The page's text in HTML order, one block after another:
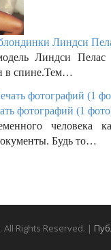
Линдси
Линдси
в спине.Тем…
фотографий (1
человека
Будь то…
. All Rights Reserved. |